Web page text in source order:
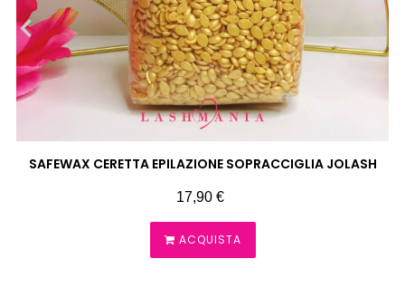
SAFEWAX CERETTA EPILAZIONE SOPRACCIGLIA JOLASH
Prezzo
17,90 €
ACQUISTA
‹